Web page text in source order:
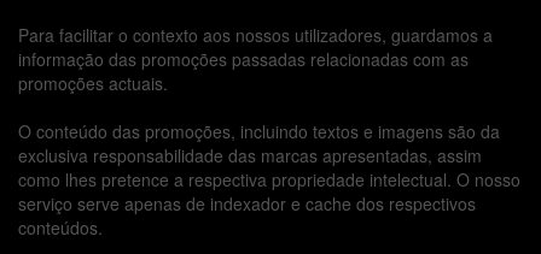
Para facilitar o contexto aos nossos utilizadores, guardamos a
informação das promoções passadas relacionadas com as
promoções actuais.
O conteúdo das promoções, incluindo textos e imagens são da
exclusiva responsabilidade das marcas apresentadas, assim
como lhes pretence a respectiva propriedade intelectual. O nosso
serviço serve apenas de indexador e cache dos respectivos
conteúdos.